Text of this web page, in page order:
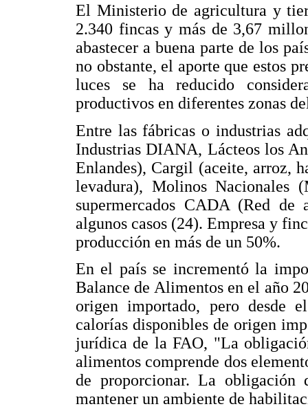
El Ministerio de agricultura y
2.340 fincas y más de 3,67
abastecer a buena parte de los
no obstante, el aporte que estos
luces se ha reducido
productivos en diferentes zonas
Entre las fábricas o industrias
Industrias DIANA, Lácteos los
Enlandes), Cargil (aceite, arroz,
levadura), Molinos Nacionales
supermercados CADA (Red de
algunos casos (24). Empresa y
producción en más de un 50%.
En el país se incrementó la
Balance de Alimentos en el año
origen importado, pero desde
calorías disponibles de origen
jurídica de la FAO, "La
alimentos comprende dos
de proporcionar. La
mantener un ambiente de